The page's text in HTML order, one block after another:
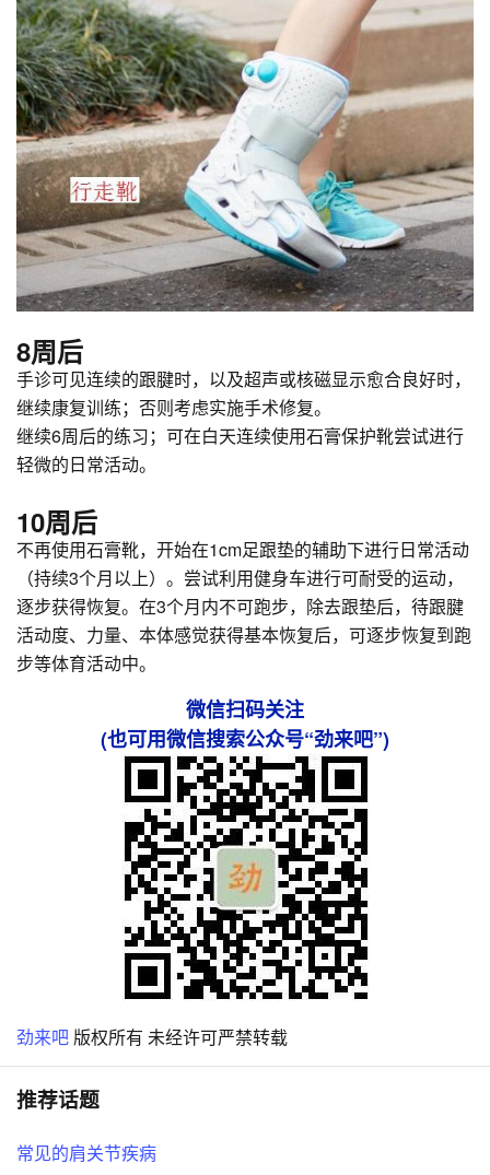
8周后
手诊可见连续的跟腱时，以及超声或核磁显示愈合良好时，
继续康复训练；否则考虑实施手术修复。
继续6周后的练习；可在白天连续使用石膏保护靴尝试进行
轻微的日常活动。
10周后
不再使用石膏靴，开始在1cm足跟垫的辅助下进行日常活动
（持续3个月以上）。尝试利用健身车进行可耐受的运动，
逐步获得恢复。在3个月内不可跑步，除去跟垫后，待跟腱
活动度、力量、本体感觉获得基本恢复后，可逐步恢复到跑
步等体育活动中。
微信扫码关注
(也可用微信搜索公众号“劲来吧”)
劲来吧 版权所有 未经许可严禁转载
推荐话题
常见的肩关节疾病